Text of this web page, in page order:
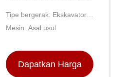
Konsumsi Bahan
Bakar Optimal
Tipe bergerak: Ekskavator
PerayapMesin: Asal usul
Dapatkan Harga